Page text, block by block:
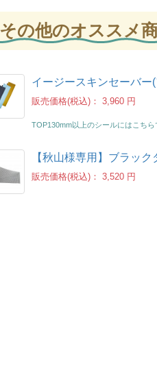
その他のオススメ
イージースキンセーバ
販売価格(税込)： 3,960 円
TOP130mm以上のシールにはこち
【秋山様専用】ブラッ
販売価格(税込)： 3,520 円